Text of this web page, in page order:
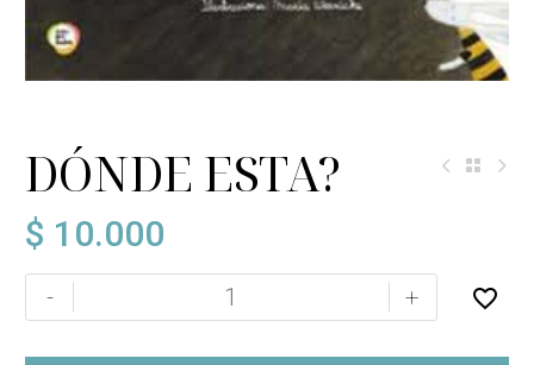
DÓNDE ESTA?
$ 10.000
-
DÓNDE
ESTA?
+